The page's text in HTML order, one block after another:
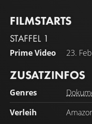
FILMSTARTS
STAFFEL 1
Prime Video 23.
ZUSATZINFOS
Genres
Verleih